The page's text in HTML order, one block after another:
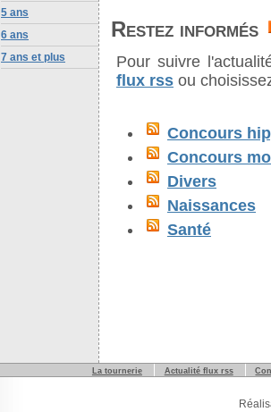
5 ans
6 ans
7 ans et plus
Restez informés
Pour suivre
flux rss ou
Concours
Concours
Divers
Naissances
Santé
La tournerie Actualité flux rss